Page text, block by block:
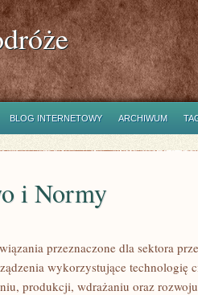
BLOG INTERNETOWY ARCHIWUM
i Normy
przeznaczone dla sektora
wykorzystujące technologię
produkcji, wdrażaniu oraz